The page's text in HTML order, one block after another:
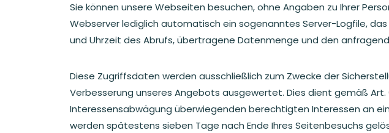
Sie können unsere Webseiten besuchen, ohne Angaben zu Ihrer
Webserver lediglich automatisch ein sogenanntes Server-Logfile,
und Uhrzeit des Abrufs, übertragene Datenmenge und den
Diese Zugriffsdaten werden ausschließlich zum Zwecke der
Verbesserung unseres Angebots ausgewertet. Dies dient gemäß Art.
Interessensabwägung überwiegenden berechtigten Interessen an
werden spätestens sieben Tage nach Ende Ihres Seitenbesuchs